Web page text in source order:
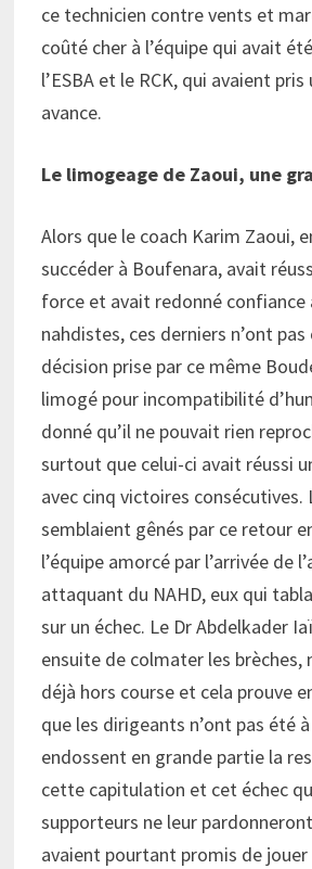
ce technicien contre vents et
coûté cher à l’équipe qui avait
l’ESBA et le RCK, qui avaient
avance.
Le limogeage de Zaoui, une
Alors que le coach Karim Zaoui,
succéder à Boufenara, avait
force et avait redonné confiance
nahdistes, ces derniers n’ont
décision prise par ce même
limogé pour incompatibilité
donné qu’il ne pouvait rien
surtout que celui-ci avait réussi
avec cinq victoires consécutives.
semblaient gênés par ce retour
l’équipe amorcé par l’arrivée de
attaquant du NAHD, eux qui
sur un échec. Le Dr Abdelkader
ensuite de colmater les brèches,
déjà hors course et cela prouve
que les dirigeants n’ont pas été
endossent en grande partie la
cette capitulation et cet échec
supporteurs ne leur
avaient pourtant promis de